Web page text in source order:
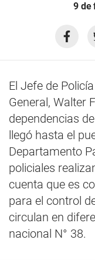
9 de
El Jefe de
General, Walter
dependencias
llegó hasta el
Departamento
policiales
cuenta que es
para el control
circulan en
nacional N° 38.